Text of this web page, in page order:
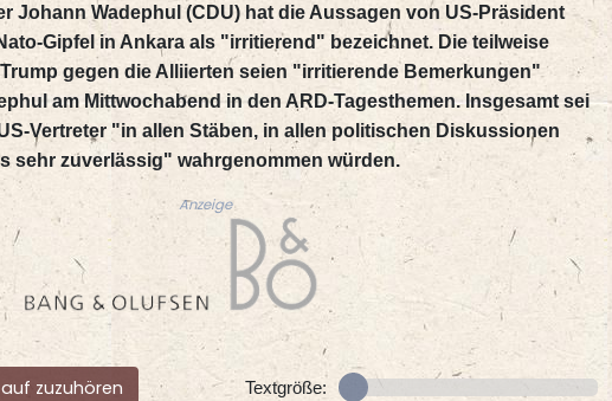
Johann Wadephul (CDU) hat die Aussagen von US-Präsident
Gipfel in Ankara als "irritierend" bezeichnet. Die teilweise
gegen die Alliierten seien "irritierende Bemerkungen"
am Mittwochabend in den ARD-Tagesthemen. Insgesamt sei
Vertreter "in allen Stäben, in allen politischen Diskussionen
sehr zuverlässig" wahrgenommen würden.
Anzeige
zuzuhören Textgröße: